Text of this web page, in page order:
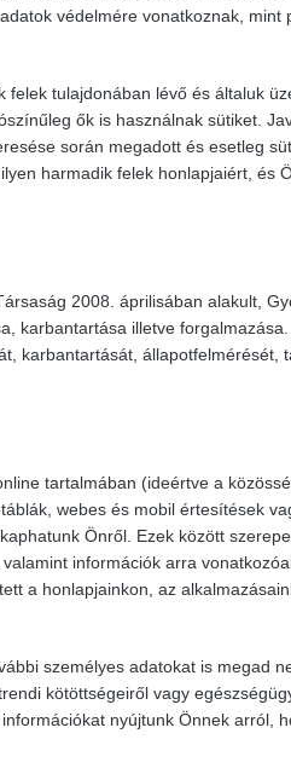
védelmére vonatkoznak, mint
tulajdonában lévő és általuk
ők is használnak sütiket.
során megadott és esetleg
harmadik felek honlapjaiért, és
2008. áprilisában alakult,
karbantartása illetve
karbantartását, állapotfelmérését,
tartalmában (ideértve a
webes és mobil értesítések
Önről. Ezek között
információk arra
a honlapjainkon, az
személyes adatokat is megad
kötöttségeiről vagy
nyújtunk Önnek arról,